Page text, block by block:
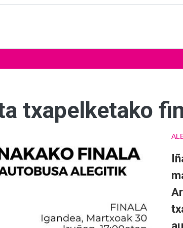
txapelketako